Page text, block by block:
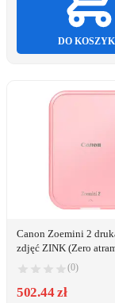
DO
Canon Zoemini 2
zdjęć ZINK (Zero
x 500 DPI 2" x 3"
(0)
502.44 zł